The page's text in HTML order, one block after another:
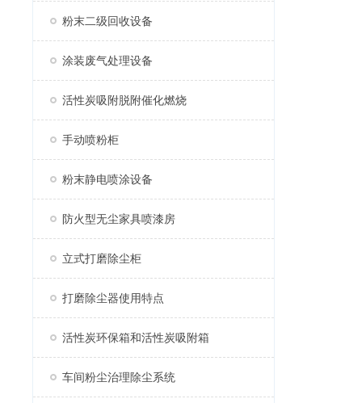
粉末二级回收设备
涂装废气处理设备
活性炭吸附脱附催化燃烧
手动喷粉柜
粉末静电喷涂设备
防火型无尘家具喷漆房
立式打磨除尘柜
打磨除尘器使用特点
活性炭环保箱和活性炭吸附箱
车间粉尘治理除尘系统